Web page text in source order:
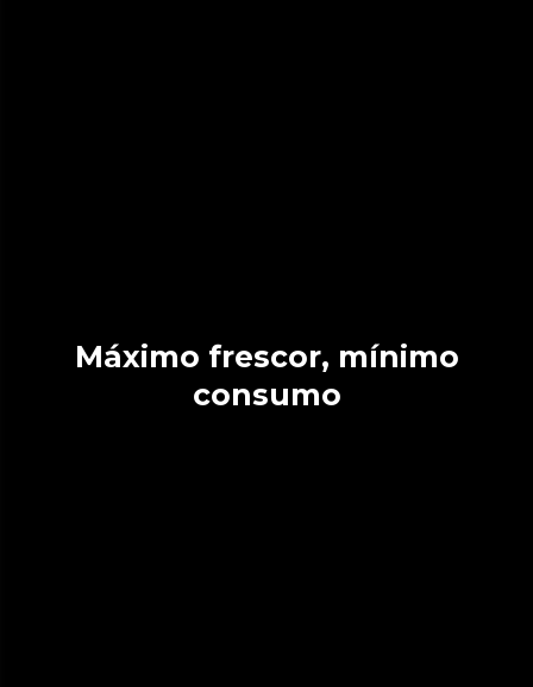
Máximo frescor, mínimo
consumo